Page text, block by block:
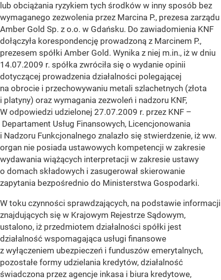
lub obciążania ryzykiem tych środków w inny sposób bez
wymaganego zezwolenia przez Marcina P., prezesa zarządu
Amber Gold Sp. z o.o. w Gdańsku. Do zawiadomienia KNF
dołączyła korespondencję prowadzoną z Marcinem P.,
prezesem spółki Amber Gold. Wynika z niej m.in., iż w dniu
14.07.2009 r. spółka zwróciła się o wydanie opinii
dotyczącej prowadzenia działalności polegającej
na obrocie i przechowywaniu metali szlachetnych (złota
i platyny) oraz wymagania zezwoleń i nadzoru KNF,
W odpowiedzi udzielonej 27.07.2009 r. przez KNF –
Departament Usług Finansowych, Licencjonowania
i Nadzoru Funkcjonalnego znalazło się stwierdzenie, iż ww.
organ nie posiada ustawowych kompetencji w zakresie
wydawania wiążących interpretacji w zakresie ustawy
o domach składowych i zasugerował skierowanie
zapytania bezpośrednio do Ministerstwa Gospodarki.
W toku czynności sprawdzających, na podstawie informacji
znajdujących się w Krajowym Rejestrze Sądowym,
ustalono, iż przedmiotem działalności spółki jest
działalność wspomagająca usługi finansowe
z wyłączeniem ubezpieczeń i funduszów emerytalnych,
pozostałe formy udzielania kredytów, działalność
świadczona przez agencje inkasa i biura kredytowe,